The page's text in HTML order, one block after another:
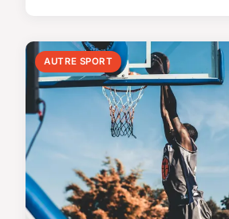
AUTRE SPORT